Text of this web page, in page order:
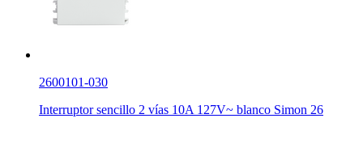
2600101-030
Interruptor sencillo 2 vías 10A 127V~ blanco Simon 26